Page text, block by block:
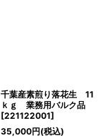
千葉産素煎り落花生 11
ｋｇ 業務用バルク品
[221122001]
35,000円(税込)